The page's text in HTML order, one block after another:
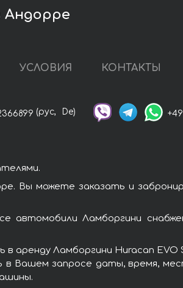
Андорре
УСЛОВИЯ КОНТАКТЫ
(рус, De)
Вы можете заказать и
автомобили Ламборгини
аренду Ламборгини Huracan EVO
в Вашем запросе даты, время,